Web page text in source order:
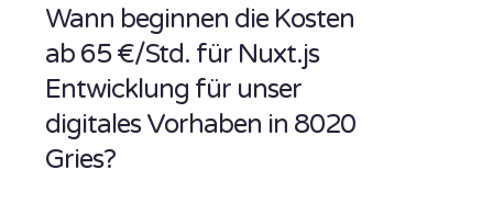
Wann beginnen die Kosten
ab 65 €/Std. für Nuxt.js
Entwicklung für unser
digitales Vorhaben in 8020
Gries?